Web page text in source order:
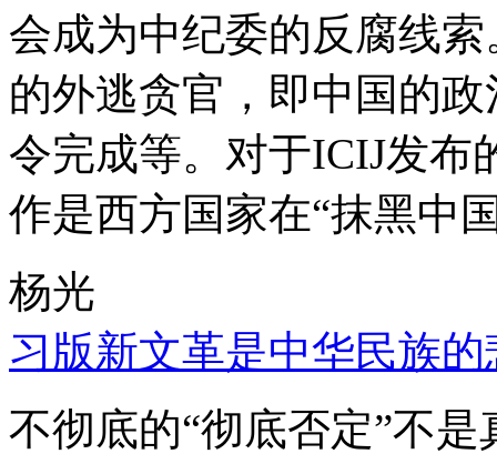
会成为中纪委的反腐线
的外逃贪官，即中国的
令完成等。对于ICIJ发布
作是西方国家在“抹黑中
杨光
习版新文革是中华民族的
不彻底的“彻底否定”不